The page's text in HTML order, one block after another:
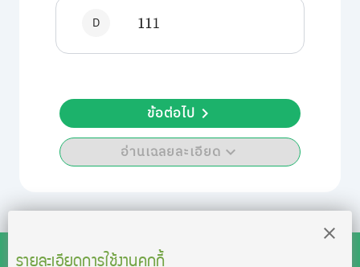
D 111
อ่านเฉลยละเอียด
ข้อต่อไป
รายละเอียดการใช้งานคุกกี้